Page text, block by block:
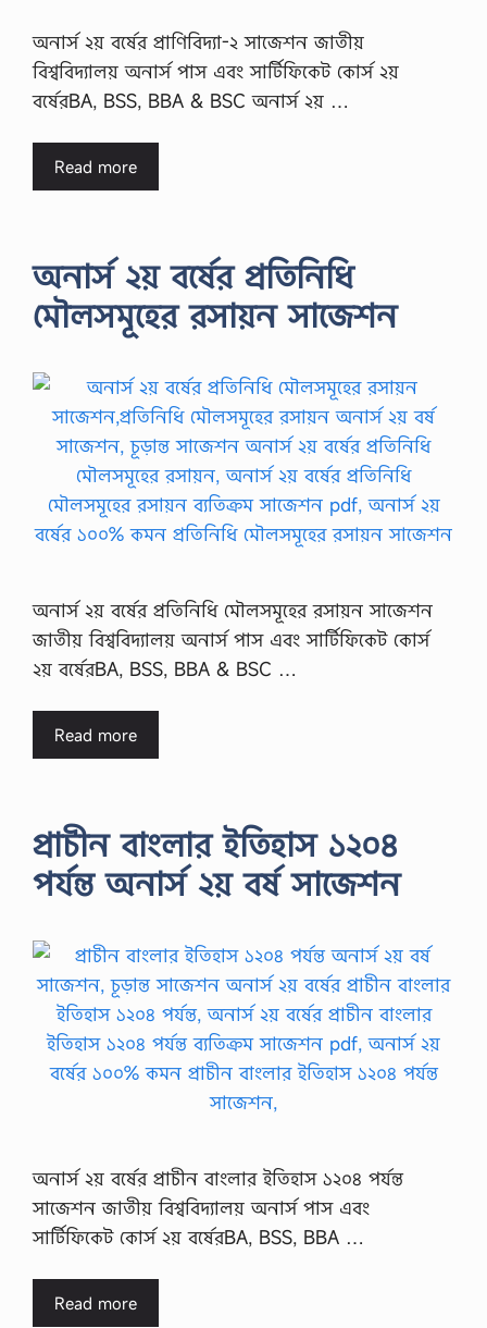
অনার্স ২য় বর্ষের প্রাণিবিদ্যা-২ সাজেশন জাতীয়
বিশ্ববিদ্যালয় অনার্স পাস এবং সার্টিফিকেট কোর্স ২য়
বর্ষেরBA, BSS, BBA & BSC অনার্স ২য় …
Read more
অনার্স ২য় বর্ষের প্রতিনিধি
মৌলসমূহের রসায়ন সাজেশন
অনার্স ২য় বর্ষের প্রতিনিধি মৌলসমূহের রসায়ন সাজেশন
জাতীয় বিশ্ববিদ্যালয় অনার্স পাস এবং সার্টিফিকেট কোর্স
২য় বর্ষেরBA, BSS, BBA & BSC …
Read more
প্রাচীন বাংলার ইতিহাস ১২০৪
পর্যন্ত অনার্স ২য় বর্ষ সাজেশন
অনার্স ২য় বর্ষের প্রাচীন বাংলার ইতিহাস ১২০৪ পর্যন্ত
সাজেশন জাতীয় বিশ্ববিদ্যালয় অনার্স পাস এবং
সার্টিফিকেট কোর্স ২য় বর্ষেরBA, BSS, BBA …
Read more